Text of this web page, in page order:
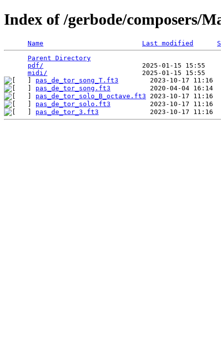
Index of /gerbode/composers/
Name Last modified
Parent Directory
pdf/
2025-01-15 15:55
midi/
pas_de_tor_song_T.ft3
pas_de_tor_song.ft3
pas_de_tor_solo_B_octave.ft3
pas_de_tor_solo.ft3
pas_de_tor_3.ft3